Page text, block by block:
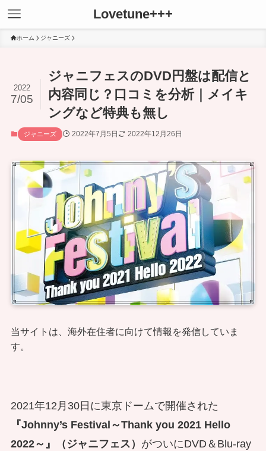
Lovetune+++
ホーム ジャニーズ
ジャニフェスのDVD円盤は配信と
内容同じ？口コミを分析｜メイキ
ングなど特典も無し
2022
7/05
ジャニーズ 2022年7月5日 2022年12月26日
当サイトは、海外在住者に向けて情報を発信していま
す。
2021年12月30日に東京ドームで開催された
『Johnny’s Festival～Thank you 2021 Hello
2022～』（ジャニフェス） がついにDVD＆Blu-ray